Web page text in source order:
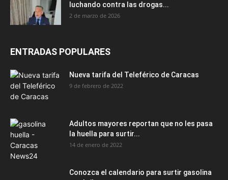
luchando contra las drogas...
2 de marzo de 2026
ENTRADAS POPULARES
Nueva tarifa del Teleférico de Caracas
9 de febrero de 2022
Adultos mayores reportan que no les pasa
la huella para surtir...
14 de enero de 2022
Conozca el calendario para surtir gasolina